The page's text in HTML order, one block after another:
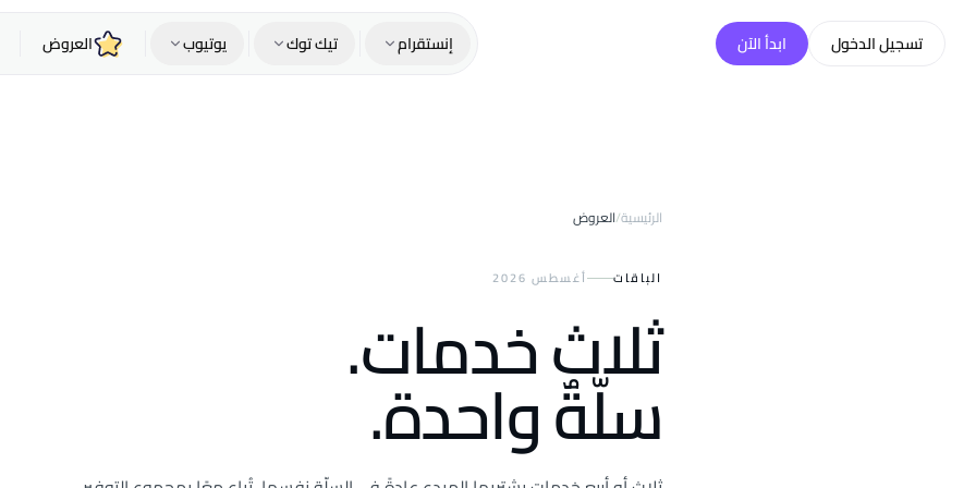
إنستقرام تيك توك يوتيوب العروض تسجيل الدخول ابدأ الآن
الرئيسية/العروض
الباقات أغسطس 2026
ثلاث خدمات.
سلّةٌ واحدة.